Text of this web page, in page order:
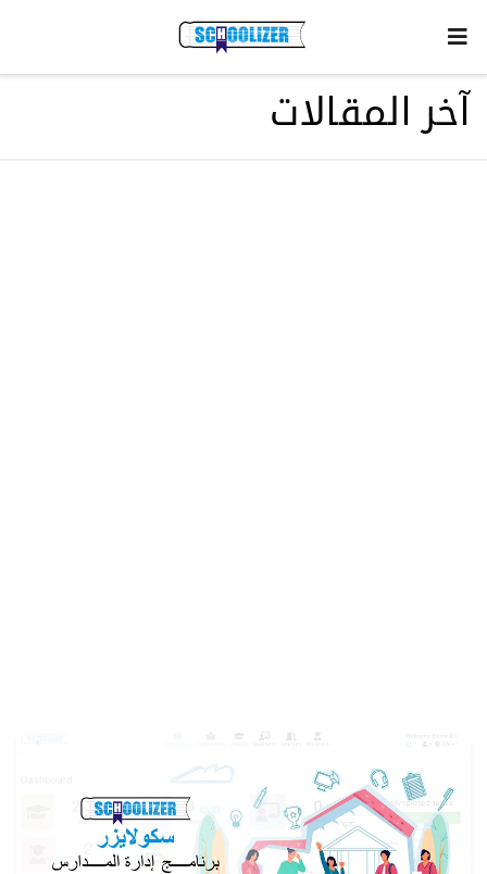
آخر المقالات